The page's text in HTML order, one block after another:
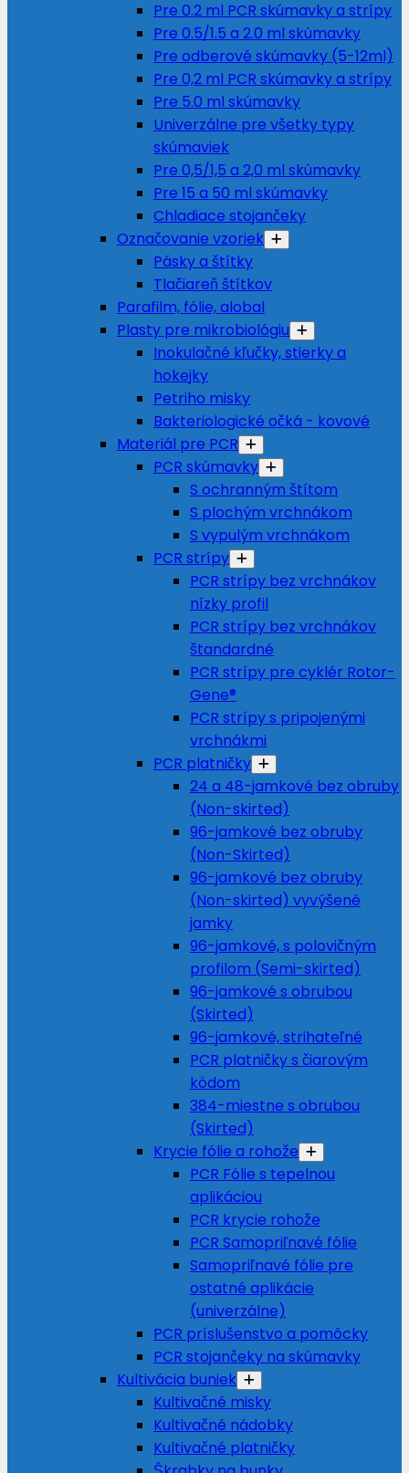
Pre 0.2 ml PCR skúmavky a strípy
Pre 0.5/1.5 a 2.0 ml skúmavky
Pre odberové skúmavky (5-12ml)
Pre 0,2 ml PCR skúmavky a strípy
Pre 5.0 ml skúmavky
Univerzálne pre všetky typy
skúmaviek
Pre 0,5/1,5 a 2,0 ml skúmavky
Pre 15 a 50 ml skúmavky
Chladiace stojančeky
Označovanie vzoriek
Pásky a štítky
Tlačiareň štítkov
Parafilm, fólie, alobal
Plasty pre mikrobiológiu
Inokulačné kľučky, stierky a
hokejky
Petriho misky
Bakteriologické očká - kovové
Materiál pre PCR
PCR skúmavky
S ochranným štítom
S plochým vrchnákom
S vypulým vrchnákom
PCR strípy
PCR strípy bez vrchnákov
nízky profil
PCR strípy bez vrchnákov
štandardné
PCR strípy pre cyklér Rotor-
Gene®
PCR strípy s pripojenými
vrchnákmi
PCR platničky
24 a 48-jamkové bez obruby
(Non-skirted)
96-jamkové bez obruby
(Non-Skirted)
96-jamkové bez obruby
(Non-skirted) vyvýšené
jamky
96-jamkové, s polovičným
profilom (Semi-skirted)
96-jamkové s obrubou
(Skirted)
96-jamkové, strihateľné
PCR platničky s čiarovým
kódom
384-miestne s obrubou
(Skirted)
Krycie fólie a rohože
PCR Fólie s tepelnou
aplikáciou
PCR krycie rohože
PCR Samopriľnavé fólie
Samopriľnavé fólie pre
ostatné aplikácie
(univerzálne)
PCR príslušenstvo a pomôcky
PCR stojančeky na skúmavky
Kultivácia buniek
Kultivačné misky
Kultivačné nádobky
Kultivačné platničky